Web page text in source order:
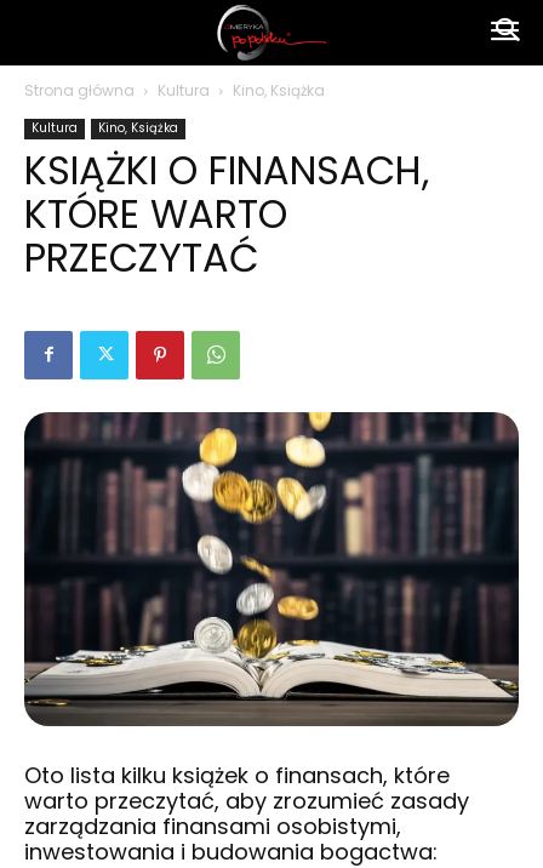
polsku
Strona główna Kultura Kino, Książka
Kultura Kino, Książka
KSIĄŻKI O FINANSACH,
KTÓRE WARTO
PRZECZYTAĆ
Oto lista kilku książek o finansach, które
warto przeczytać, aby zrozumieć zasady
zarządzania finansami osobistymi,
inwestowania i budowania bogactwa: